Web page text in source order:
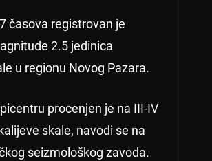
časova registrovan je
2.5 jedinica
u regionu Novog Pazara.
procenjen je na III-IV
skale, navodi se na
seizmološkog zavoda.